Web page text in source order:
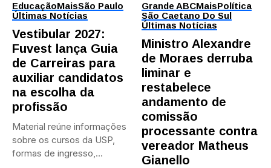
EducaçãoMaisSão Paulo
Últimas Notícias
Vestibular 2027:
Fuvest lança Guia
de Carreiras para
auxiliar candidatos
na escolha da
profissão
Material reúne informações
sobre os cursos da USP,
formas de ingresso,
Grande ABCMaisPolítica
São Caetano Do Sul
Últimas Notícias
Ministro Alexandre
de Moraes derruba
liminar e
restabelece
andamento de
comissão
processante contra
vereador Matheus
Gianello